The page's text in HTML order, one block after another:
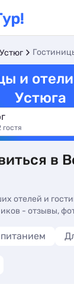
и
Устюга
гостя
в
отелей и
- отзывы,
вариантов, от